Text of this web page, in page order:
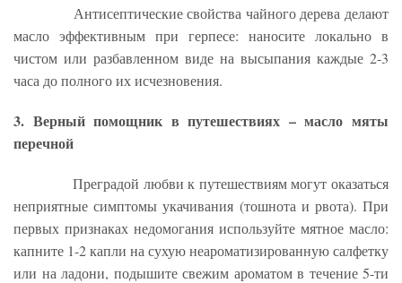
Антисептические свойства чайного дерева делают
масло эффективным при герпесе: наносите локально в
чистом или разбавленном виде на высыпания каждые 2-3
часа до полного их исчезновения.
3. Верный помощник в путешествиях – масло мяты
перечной
Преградой любви к путешествиям могут оказаться
неприятные симптомы укачивания (тошнота и рвота). При
первых признаках недомогания используйте мятное масло:
капните 1-2 капли на сухую неароматизированную салфетку
или на ладони, подышите свежим ароматом в течение 5-ти